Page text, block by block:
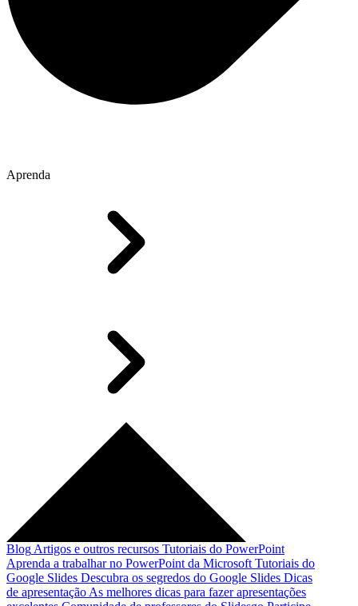
Aprenda
Blog Artigos e outros recursos Tutoriais do PowerPoint
Aprenda a trabalhar no PowerPoint da Microsoft Tutoriais do
Google Slides Descubra os segredos do Google Slides Dicas
de apresentação As melhores dicas para fazer apresentações